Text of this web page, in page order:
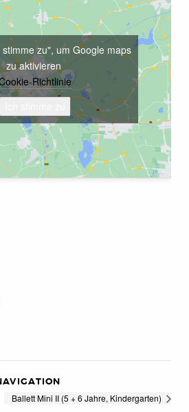
zu", um Google maps
zu aktivieren
Richtlinie
Ballett Mini II (5 + 6 Jahre, Kindergarten)